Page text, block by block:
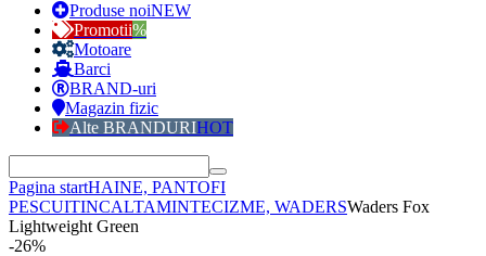
Produse noiNEW
Promotii%
Motoare
Barci
BRAND-uri
Magazin fizic
Alte BRANDURIHOT
Pagina startHAINE, PANTOFI
PESCUITINCALTAMINTECIZME, WADERSWaders Fox
Lightweight Green
-26%